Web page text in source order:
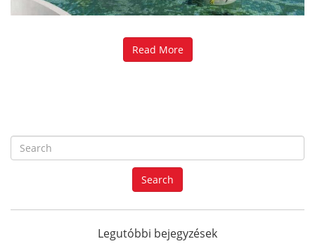
Read More
e
a
r
f
Search
Legutóbbi bejegyzések